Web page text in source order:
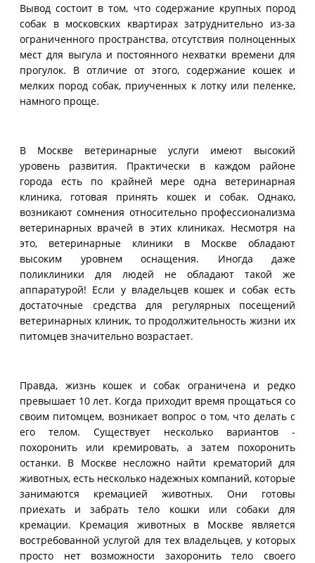
Вывод состоит в том, что содержание крупных пород
собак в московских квартирах затруднительно из-за
ограниченного пространства, отсутствия полноценных
мест для выгула и постоянного нехватки времени для
прогулок. В отличие от этого, содержание кошек и
мелких пород собак, приученных к лотку или пеленке,
намного проще.
В Москве ветеринарные услуги имеют высокий
уровень развития. Практически в каждом районе
города есть по крайней мере одна ветеринарная
клиника, готовая принять кошек и собак. Однако,
возникают сомнения относительно профессионализма
ветеринарных врачей в этих клиниках. Несмотря на
это, ветеринарные клиники в Москве обладают
высоким уровнем оснащения. Иногда даже
поликлиники для людей не обладают такой же
аппаратурой! Если у владельцев кошек и собак есть
достаточные средства для регулярных посещений
ветеринарных клиник, то продолжительность жизни их
питомцев значительно возрастает.
Правда, жизнь кошек и собак ограничена и редко
превышает 10 лет. Когда приходит время прощаться со
своим питомцем, возникает вопрос о том, что делать с
его телом. Существует несколько вариантов -
похоронить или кремировать, а затем похоронить
останки. В Москве несложно найти крематорий для
животных, есть несколько надежных компаний, которые
занимаются кремацией животных. Они готовы
приехать и забрать тело кошки или собаки для
кремации. Кремация животных в Москве является
востребованной услугой для тех владельцев, у которых
просто нет возможности захоронить тело своего